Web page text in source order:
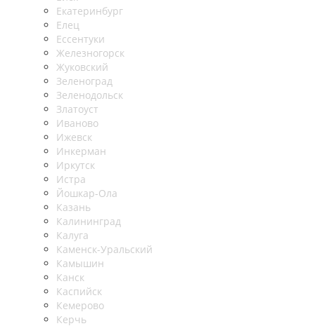
Екатеринбург
Елец
Ессентуки
Железногорск
Жуковский
Зеленоград
Зеленодольск
Златоуст
Иваново
Ижевск
Инкерман
Иркутск
Истра
Йошкар-Ола
Казань
Калининград
Калуга
Каменск-Уральский
Камышин
Канск
Каспийск
Кемерово
Керчь